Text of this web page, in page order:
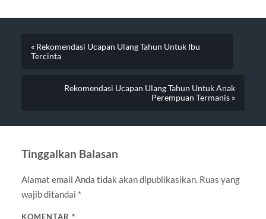
« Rekomendasi Ucapan Ulang Tahun Untuk Ibu
Tercinta
Rekomendasi Ucapan Ulang Tahun Untuk Anak
Perempuan Termanis »
Tinggalkan Balasan
Alamat email Anda tidak akan dipublikasikan. Ruas yang
wajib ditandai *
KOMENTAR *